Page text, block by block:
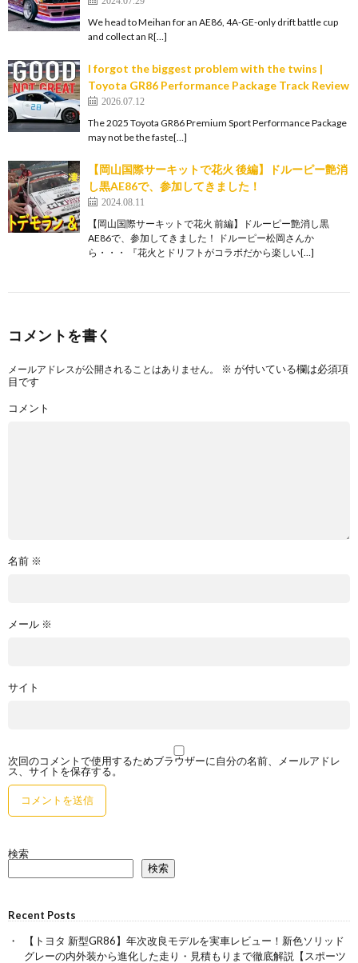
We head to Meihan for an AE86, 4A-GE-only drift battle cup
and collect an R[…]
I forgot the biggest problem with the twins |
Toyota GR86 Performance Package Track Review
2026.07.12
The 2025 Toyota GR86 Premium Sport Performance Package
may not be the faste[…]
【岡山国際サーキットで花火 後編】ドルーピー艶消
し黒AE86で、参加してきました！
2024.08.11
【岡山国際サーキットで花火 前編】ドルーピー艶消し黒
AE86で、参加してきました！ ドルーピー松岡さんか
ら・・・ 『花火とドリフトがコラボだから楽しい[…]
コメントを書く
メールアドレスが公開されることはありません。 ※ が付いている欄は必須項
目です
コメント
名前 ※
メール ※
サイト
次回のコメントで使用するためブラウザーに自分の名前、メールアドレ
ス、サイトを保存する。
検索
検索
Recent Posts
【トヨタ 新型GR86】年次改良モデルを実車レビュー！新色ソリッド
グレーの内外装から進化した走り・見積もりまで徹底解説【スポーツ